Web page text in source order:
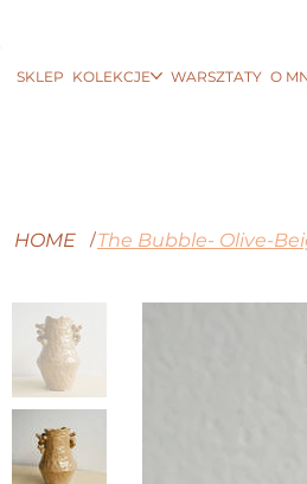
SKLEP KOLEKCJE WARSZTATY O
HOME /The Bubble- Olive-